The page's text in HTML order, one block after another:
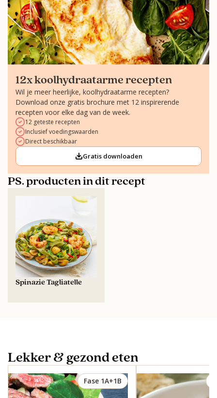
PS. producten in dit recept
Spinazie Tagliatelle
12x koolhydraatarme recepten
Wil je meer heerlijke, koolhydraatarme recepten?
Download onze gratis brochure met 12 inspirerende
recepten voor elke dag van de week.
12 geteste recepten
Inclusief voedingswaarden
Direct beschikbaar
Gratis downloaden
Lekker & gezond eten
Fase 1A+1B